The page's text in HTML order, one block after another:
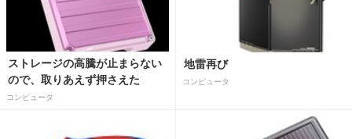
ストレージの高騰が止まらない
ので、取りあえず押さえた
コンピュータ
地雷再び
コンピュータ